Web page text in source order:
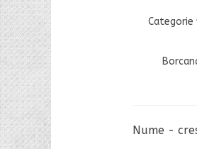
Categorie
Nume -